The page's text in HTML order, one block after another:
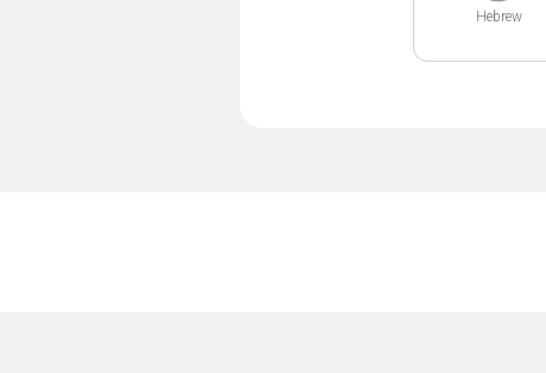
Hebrew